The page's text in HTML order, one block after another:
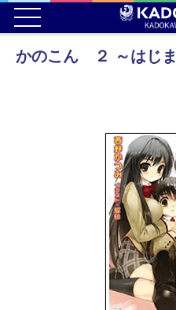
かのこん ２ ～はじ